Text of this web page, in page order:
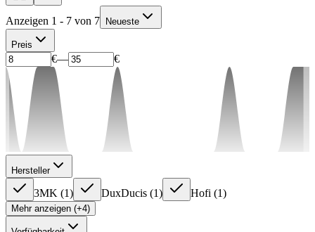
Anzeigen 1 - 7 von 7 Neueste
Preis
€— €
Hersteller
3MK (1) DuxDucis (1) Hofi (1)
Mehr anzeigen (+4)